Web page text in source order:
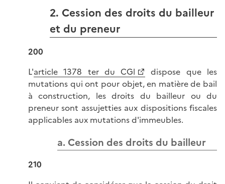
2. Cession des droits du bailleur
et du preneur
200
L'article 1378 ter du CGl
dispose que les
mutations qui ont pour objet, en matière de bail
à construction, les droits du bailleur ou du
preneur sont assujetties aux dispositions fiscales
applicables aux mutations d'immeubles.
a. Cession des droits du bailleur
210